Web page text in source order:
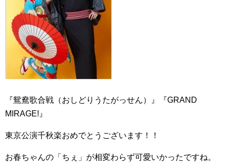
『鴛鴦歌合戦（おしどりうたがっせん）』『GRAND
MIRAGE!』
東京公演千秋楽おめでとうございます！！
お春ちゃんの「ちぇ」が相変わらず可愛いかったですね。